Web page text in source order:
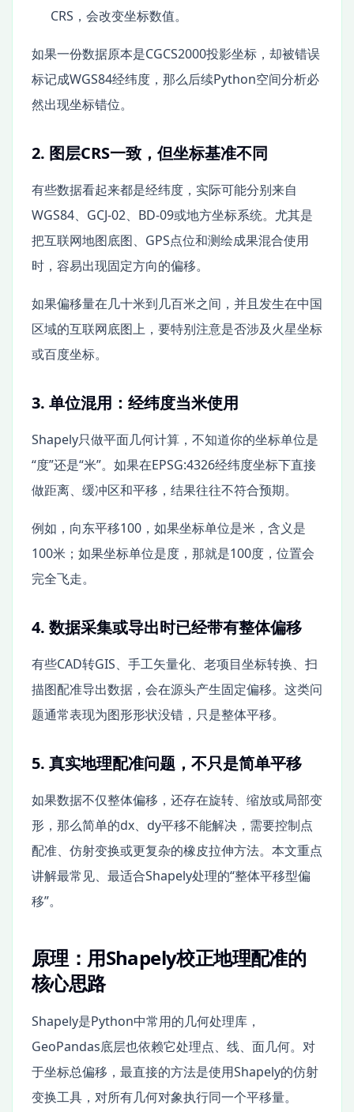
CRS，会改变坐标数值。
如果一份数据原本是CGCS2000投影坐标，却被错误
标记成WGS84经纬度，那么后续Python空间分析必
然出现坐标错位。
2. 图层CRS一致，但坐标基准不同
有些数据看起来都是经纬度，实际可能分别来自
WGS84、GCJ-02、BD-09或地方坐标系统。尤其是
把互联网地图底图、GPS点位和测绘成果混合使用
时，容易出现固定方向的偏移。
如果偏移量在几十米到几百米之间，并且发生在中国
区域的互联网底图上，要特别注意是否涉及火星坐标
或百度坐标。
3. 单位混用：经纬度当米使用
Shapely只做平面几何计算，不知道你的坐标单位是
“度”还是“米”。如果在EPSG:4326经纬度坐标下直接
做距离、缓冲区和平移，结果往往不符合预期。
例如，向东平移100，如果坐标单位是米，含义是
100米；如果坐标单位是度，那就是100度，位置会
完全飞走。
4. 数据采集或导出时已经带有整体偏移
有些CAD转GIS、手工矢量化、老项目坐标转换、扫
描图配准导出数据，会在源头产生固定偏移。这类问
题通常表现为图形形状没错，只是整体平移。
5. 真实地理配准问题，不只是简单平移
如果数据不仅整体偏移，还存在旋转、缩放或局部变
形，那么简单的dx、dy平移不能解决，需要控制点
配准、仿射变换或更复杂的橡皮拉伸方法。本文重点
讲解最常见、最适合Shapely处理的“整体平移型偏
移”。
原理：用Shapely校正地理配准的
核心思路
Shapely是Python中常用的几何处理库，
GeoPandas底层也依赖它处理点、线、面几何。对
于坐标总偏移，最直接的方法是使用Shapely的仿射
变换工具，对所有几何对象执行同一个平移量。